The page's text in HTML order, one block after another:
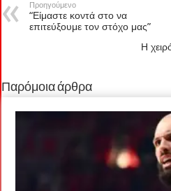
Προηγούμενο
“Είμαστε κοντά στο να
επιτεύξουμε τον στόχο μας”
Η
Παρόμοια άρθρα